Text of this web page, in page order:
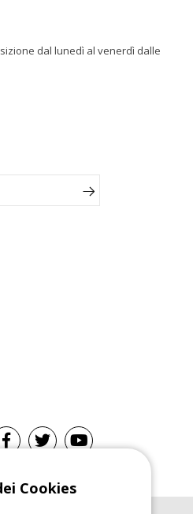
dal lunedì al venerdì dalle
Cookies